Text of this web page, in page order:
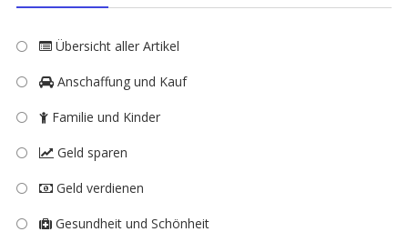
Übersicht aller Artikel
Anschaffung und Kauf
Familie und Kinder
Geld sparen
Geld verdienen
Gesundheit und Schönheit